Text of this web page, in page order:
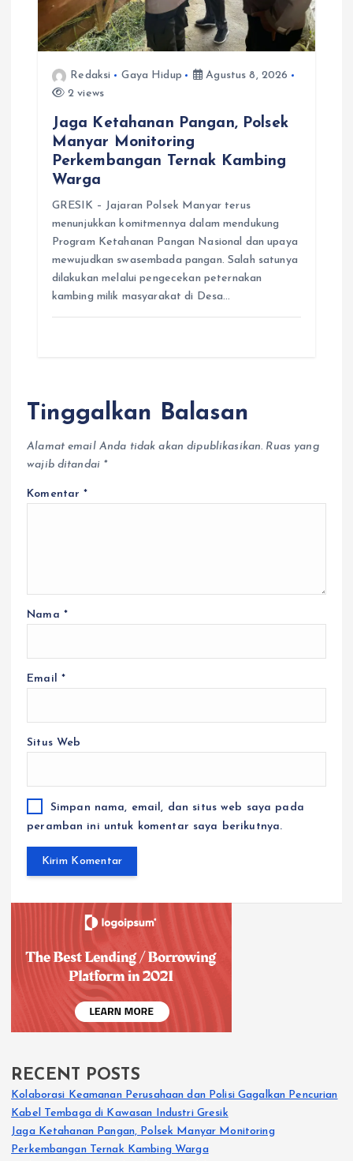
Redaksi Gaya Hidup
Agustus 8, 2026
2 views
Jaga Ketahanan Pangan, Polsek
Manyar Monitoring
Perkembangan Ternak Kambing
Warga
GRESIK – Jajaran Polsek Manyar terus
menunjukkan komitmennya dalam mendukung
Program Ketahanan Pangan Nasional dan upaya
mewujudkan swasembada pangan. Salah satunya
dilakukan melalui pengecekan peternakan
kambing milik masyarakat di Desa…
Tinggalkan Balasan
Alamat email Anda tidak akan dipublikasikan. Ruas yang
wajib ditandai *
Komentar*
Nama *
Email *
Situs Web
Simpan nama, email, dan situs web saya pada
peramban ini untuk komentar saya berikutnya.
RECENT POSTS
Kolaborasi Keamanan Perusahaan dan Polisi Gagalkan Pencurian
Kabel Tembaga di Kawasan Industri Gresik
Jaga Ketahanan Pangan, Polsek Manyar Monitoring
Perkembangan Ternak Kambing Warga